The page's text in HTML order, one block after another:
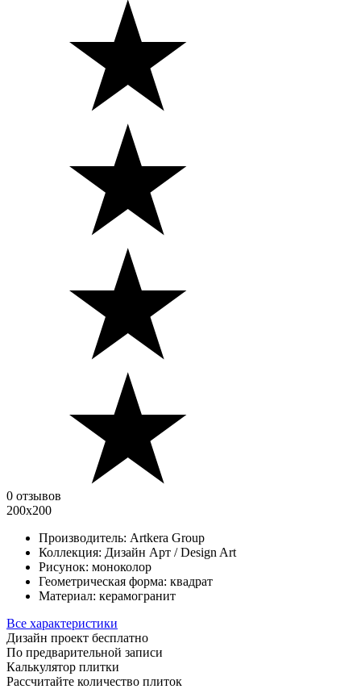
0 отзывов
200х200
Производитель: Artkera Group
Коллекция: Дизайн Арт / Design Art
Рисунок: моноколор
Геометрическая форма: квадрат
Материал: керамогранит
Все характеристики
Дизайн проект бесплатно
По предварительной записи
Калькулятор плитки
Рассчитайте количество плиток